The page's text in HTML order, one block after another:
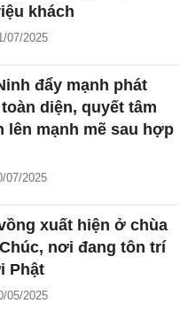
khách
07/2025
đẩy mạnh phát
diện, quyết tâm
lên mạnh mẽ sau hợp
07/2025
xuất hiện ở chùa
nơi đang tôn trí
Phật
05/2025